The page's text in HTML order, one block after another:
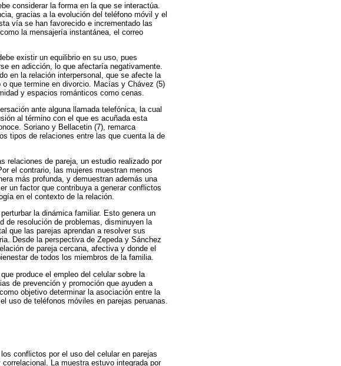
considerar la forma en la que se interactúa.
gracias a la evolución del teléfono móvil y el
vía se han favorecido e incrementado las
la mensajería instantánea, el correo
existir un equilibrio en su uso, pues
en adicción, lo que afectaría negativamente.
en la relación interpersonal, que se afecte la
que termine en divorcio. Macías y Chávez (5)
y espacios románticos como cenas.
ante alguna llamada telefónica, la cual
al término con el que es acuñada esta
Soriano y Bellacetin (7), remarca
tipos de relaciones entre las que cuenta la de
relaciones de pareja, un estudio realizado por
el contrario, las mujeres muestran menos
más profunda, y demuestran además una
un factor que contribuya a generar conflictos
en el contexto de la relación.
la dinámica familiar. Esto genera un
de resolución de problemas, disminuyen la
que las parejas aprendan a resolver sus
Desde la perspectiva de Zepeda y Sánchez
de pareja cercana, afectiva y donde el
de todos los miembros de la familia.
produce el empleo del celular sobre la
de prevención y promoción que ayuden a
objetivo determinar la asociación entre la
uso de teléfonos móviles en parejas peruanas.
conflictos por el uso del celular en parejas
La muestra estuvo integrada por